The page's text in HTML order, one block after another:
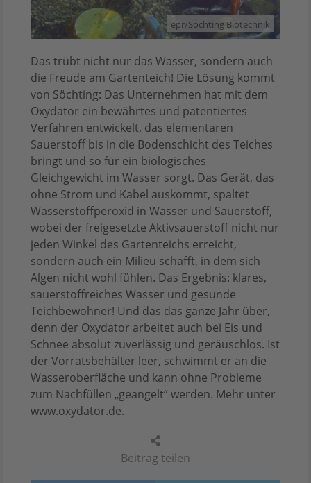
Beitrag teilen
epr/Söchting Biotechnik
Das trübt nicht nur das Wasser, sondern auch
die Freude am Gartenteich! Die Lösung kommt
von Söchting: Das Unternehmen hat mit dem
Oxydator ein bewährtes und patentiertes
Verfahren entwickelt, das elementaren
Sauerstoff bis in die Bodenschicht des Teiches
bringt und so für ein biologisches
Gleichgewicht im Wasser sorgt. Das Gerät, das
ohne Strom und Kabel auskommt, spaltet
Wasserstoffperoxid in Wasser und Sauerstoff,
wobei der freigesetzte Aktivsauerstoff nicht nur
jeden Winkel des Gartenteichs erreicht,
sondern auch ein Milieu schafft, in dem sich
Algen nicht wohl fühlen. Das Ergebnis: klares,
sauerstoffreiches Wasser und gesunde
Teichbewohner! Und das das ganze Jahr über,
denn der Oxydator arbeitet auch bei Eis und
Schnee absolut zuverlässig und geräuschlos. Ist
der Vorratsbehälter leer, schwimmt er an die
Wasseroberfläche und kann ohne Probleme
zum Nachfüllen „geangelt“ werden. Mehr unter
www.oxydator.de.